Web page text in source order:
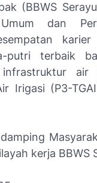
(BBWS
dan
putri terbaik
air
Irigasi (P3-
kerja BBWS